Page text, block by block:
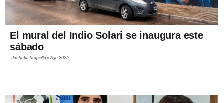
El mural del Indio Solari se inaugura este
sábado
PorSofía Stupiello6 Ago 2026